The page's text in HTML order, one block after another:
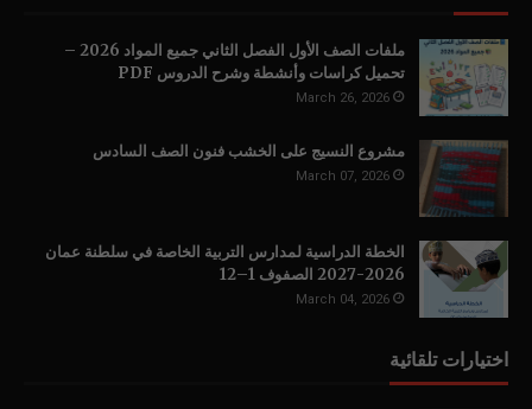
ملفات الصف الأول الفصل الثاني جميع المواد 2026 –
تحميل كراسات وأنشطة وشرح الدروس PDF
March 26, 2026
مشروع النسيج على الخشب فنون الصف السادس
March 07, 2026
الخطة الدراسية لمدارس التربية الخاصة في سلطنة عمان
2026-2027 الصفوف 1–12
March 04, 2026
اختيارات تلقائية